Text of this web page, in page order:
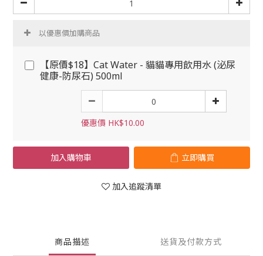
以優惠價加購商品
【原價$18】Cat Water - 貓貓專用飲用水 (泌尿
健康-防尿石) 500ml
優惠價 HK$10.00
加入購物車 立即購買
加入追蹤清單
商品描述 送貨及付款方式